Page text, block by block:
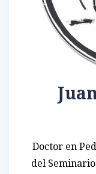
Doctor en
del